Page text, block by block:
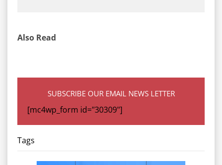
Also Read
SUBSCRIBE OUR EMAIL NEWS LETTER
[mc4wp_form id="30309"]
Tags